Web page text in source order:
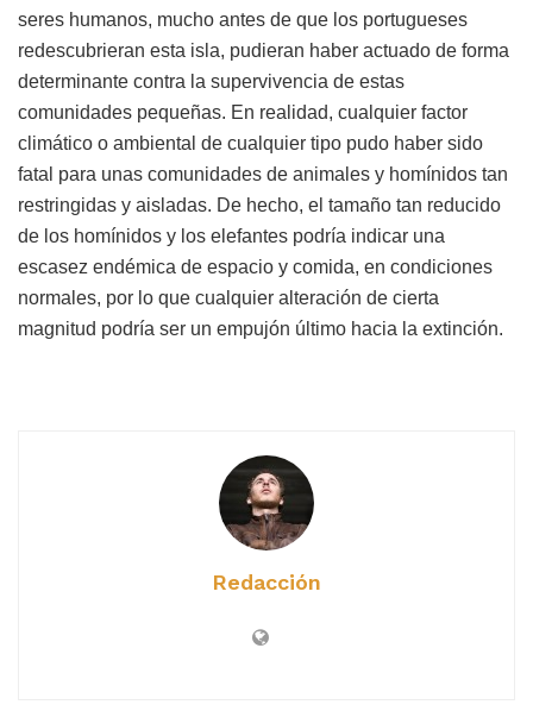
seres humanos, mucho antes de que los portugueses
redescubrieran esta isla, pudieran haber actuado de forma
determinante contra la supervivencia de estas
comunidades pequeñas. En realidad, cualquier factor
climático o ambiental de cualquier tipo pudo haber sido
fatal para unas comunidades de animales y homínidos tan
restringidas y aisladas. De hecho, el tamaño tan reducido
de los homínidos y los elefantes podría indicar una
escasez endémica de espacio y comida, en condiciones
normales, por lo que cualquier alteración de cierta
magnitud podría ser un empujón último hacia la extinción.
Redacción